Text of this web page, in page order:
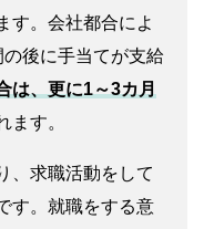
す。会社都合によ
後に手当てが支給
は、更に1～3カ月
ます。
、求職活動をして
す。就職をする意